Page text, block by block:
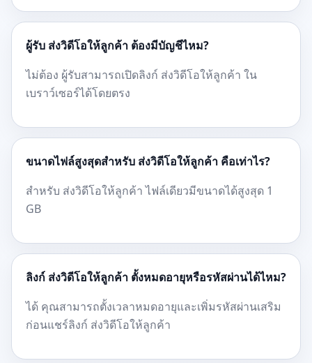
ผู้รับ ส่งวิดีโอให้ลูกค้า ต้องมีบัญชีไหม?
ไม่ต้อง ผู้รับสามารถเปิดลิงก์ ส่งวิดีโอให้ลูกค้า ใน
เบราว์เซอร์ได้โดยตรง
ขนาดไฟล์สูงสุดสำหรับ ส่งวิดีโอให้ลูกค้า คือเท่าไร?
สำหรับ ส่งวิดีโอให้ลูกค้า ไฟล์เดียวมีขนาดได้สูงสุด 1
GB
ลิงก์ ส่งวิดีโอให้ลูกค้า ตั้งหมดอายุหรือรหัสผ่านได้ไหม?
ได้ คุณสามารถตั้งเวลาหมดอายุและเพิ่มรหัสผ่านเสริม
ก่อนแชร์ลิงก์ ส่งวิดีโอให้ลูกค้า